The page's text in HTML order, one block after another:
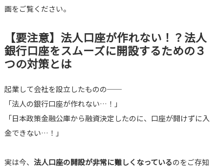
画をご覧ください。
【要注意】法人口座が作れない！？法人
銀行口座をスムーズに開設するための３
つの対策とは
起業して会社を設立したものの──
「法人の銀行口座が作れない…！」
「日本政策金融公庫から融資決定したのに、口座が開けずに入
金できない…！」
実は今、 法人口座の開設が非常に難しくなっているのをご存知